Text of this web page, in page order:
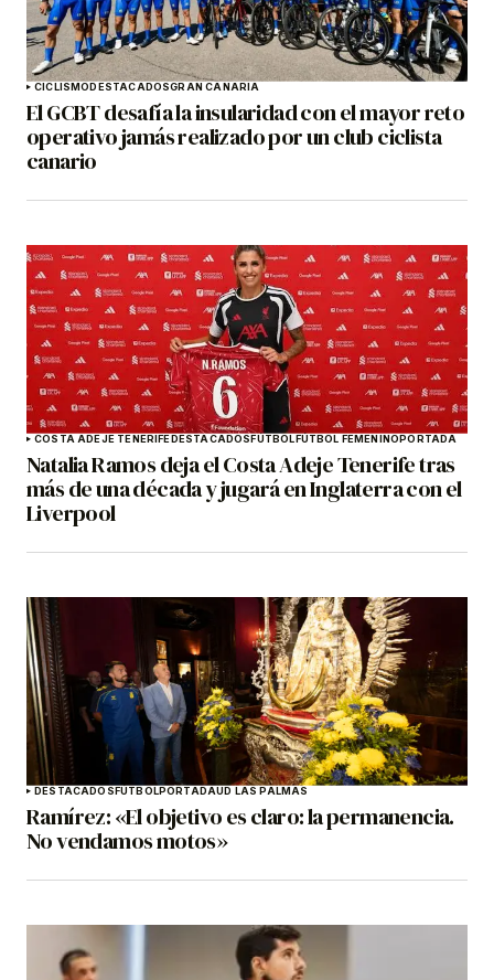
CICLISMODESTACADOSGRAN CANARIA
El GCBT desafía la insularidad con el mayor reto
operativo jamás realizado por un club ciclista
canario
COSTA ADEJE TENERIFEDESTACADOSFÚTBOLFÚTBOL FEMENINOPORTADA
Natalia Ramos deja el Costa Adeje Tenerife tras
más de una década y jugará en Inglaterra con el
Liverpool
DESTACADOSFÚTBOLPORTADAUD LAS PALMAS
Ramírez: «El objetivo es claro: la permanencia.
No vendamos motos»